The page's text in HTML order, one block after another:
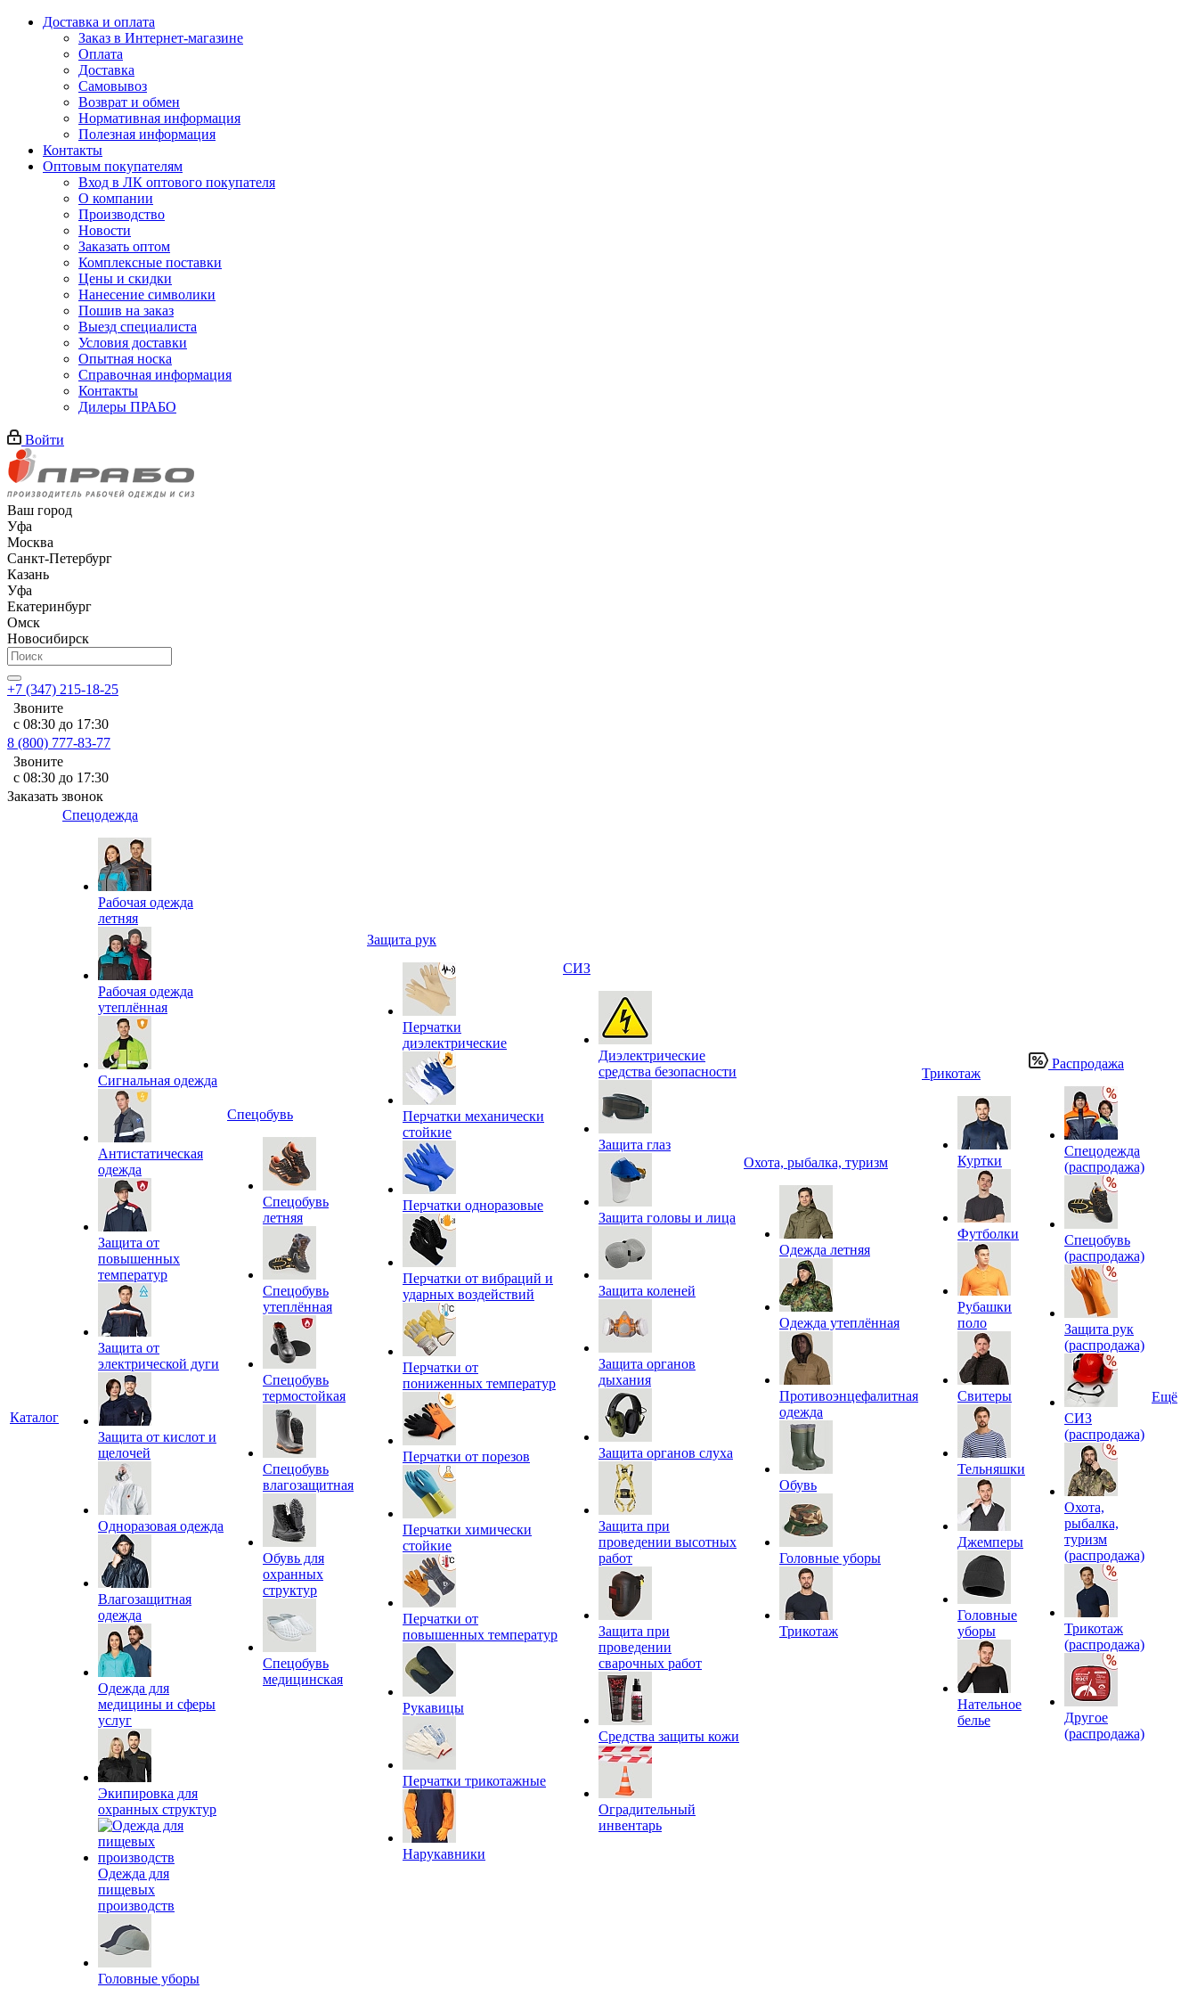
Доставка и оплата
Заказ в Интернет-магазине
Оплата
Доставка
Самовывоз
Возврат и обмен
Нормативная информация
Полезная информация
Контакты
Оптовым покупателям
Вход в ЛК оптового покупателя
О компании
Производство
Новости
Заказать оптом
Комплексные поставки
Цены и скидки
Нанесение символики
Пошив на заказ
Выезд специалиста
Условия доставки
Опытная носка
Справочная информация
Контакты
Дилеры ПРАБО
Войти
Ваш город
Уфа
Москва
Санкт-Петербург
Казань
Уфа
Екатеринбург
Омск
Новосибирск
+7 (347) 215-18-25
Звоните
с 08:30 до 17:30
8 (800) 777-83-77
Звоните
с 08:30 до 17:30
Заказать звонок
Каталог
Спецодежда
Рабочая одежда
летняя
Рабочая одежда
утеплённая
Сигнальная одежда
Антистатическая
одежда
Защита от
повышенных
температур
Защита от
электрической дуги
Защита от кислот и
щелочей
Одноразовая одежда
Влагозащитная
одежда
Одежда для
медицины и сферы
услуг
Экипировка для
охранных структур
Одежда для
пищевых
производств
Головные уборы
Спецобувь
Спецобувь
летняя
Спецобувь
утеплённая
Спецобувь
термостойкая
Спецобувь
влагозащитная
Обувь для
охранных
структур
Спецобувь
медицинская
Защита рук
Перчатки
диэлектрические
Перчатки механически
стойкие
Перчатки одноразовые
Перчатки от вибраций и
ударных воздействий
Перчатки от
пониженных температур
Перчатки от порезов
Перчатки химически
стойкие
Перчатки от
повышенных температур
Рукавицы
Перчатки трикотажные
Нарукавники
СИЗ
Диэлектрические
средства безопасности
Защита глаз
Защита головы и лица
Защита коленей
Защита органов
дыхания
Защита органов слуха
Защита при
проведении высотных
работ
Защита при
проведении
сварочных работ
Средства защиты кожи
Оградительный
инвентарь
Охота, рыбалка, туризм
Одежда летняя
Одежда утеплённая
Противоэнцефалитная
одежда
Обувь
Головные уборы
Трикотаж
Трикотаж
Куртки
Футболки
Рубашки
поло
Свитеры
Тельняшки
Джемперы
Головные
уборы
Нательное
белье
Распродажа
Спецодежда
(распродажа)
Спецобувь
(распродажа)
Защита рук
(распродажа)
СИЗ
(распродажа)
Охота,
рыбалка,
туризм
(распродажа)
Трикотаж
(распродажа)
Другое
(распродажа)
Ещё